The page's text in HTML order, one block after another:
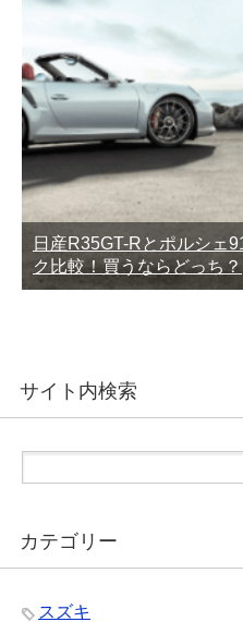
日産R35GT-Rとポルシェ
ク比較！買うならどっち？
サイト内検索
カテゴリー
スズキ